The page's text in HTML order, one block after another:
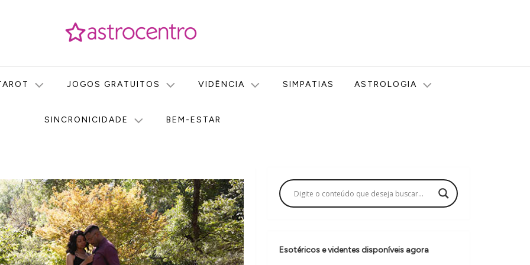
JOGOS GRATUITOS VIDÊNCIA SIMPATIAS ASTROLOGIA
SINCRONICIDADE BEM-ESTAR
Esotéricos e videntes disponíveis agora